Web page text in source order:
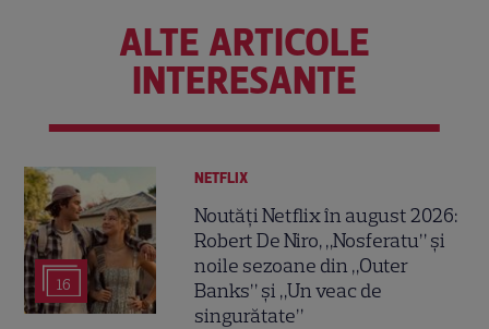
ALTE ARTICOLE
INTERESANTE
16
NETFLIX
Noutăți Netflix în august 2026:
Robert De Niro, „Nosferatu” și
noile sezoane din „Outer
Banks” și „Un veac de
singurătate”